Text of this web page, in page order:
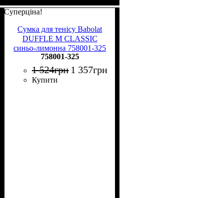
Суперціна!
Сумка для тенісу Babolat
DUFFLE M CLASSIC
синьо-лимонна 758001-325
758001-325
1 524грн 1 357грн
Купити